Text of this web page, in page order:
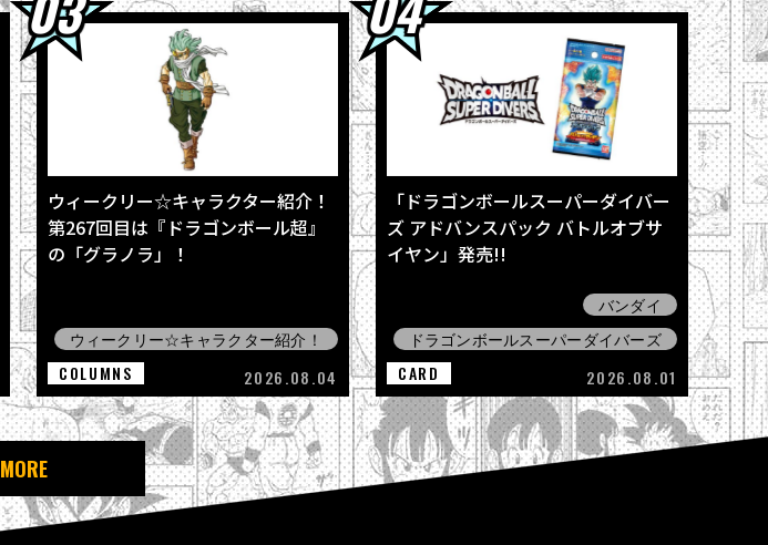
ウィークリー☆キャラクター紹介！
第267回目は『ドラゴンボール超』
の「グラノラ」！
ウィークリー☆キャラクター紹介！
COLUMNS
2026.08.04
「ドラゴンボールスーパーダイバー
ズ アドバンスパック バトルオブサ
イヤン」発売!!
バンダイ
ドラゴンボールスーパーダイバーズ
CARD
2026.08.01
MORE